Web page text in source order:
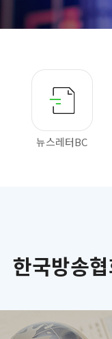
뉴스레터BC
한국방송